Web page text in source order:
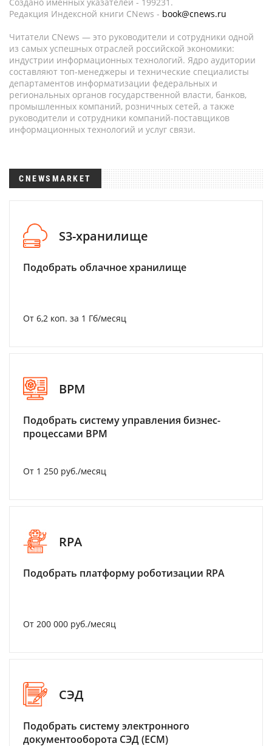
Редакция Индексной книги CNews - book@cnews.ru
Читатели CNews — это руководители и сотрудники одной
из самых успешных отраслей российской экономики:
индустрии информационных технологий. Ядро аудитории
составляют топ-менеджеры и технические специалисты
департаментов информатизации федеральных и
региональных органов государственной власти, банков,
промышленных компаний, розничных сетей, а также
руководители и сотрудники компаний-поставщиков
информационных технологий и услуг связи.
CNEWSMARKET
S3-хранилище
Подобрать облачное хранилище
От 6,2 коп. за 1 Гб/месяц
BPM
Подобрать систему управления бизнес-
процессами BPM
От 1 250 руб./месяц
RPA
Подобрать платформу роботизации RPA
От 200 000 руб./месяц
СЭД
Подобрать систему электронного
документооборота СЭД (ECM)